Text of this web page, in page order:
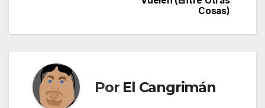
Cosas)
Por El Cangrimán